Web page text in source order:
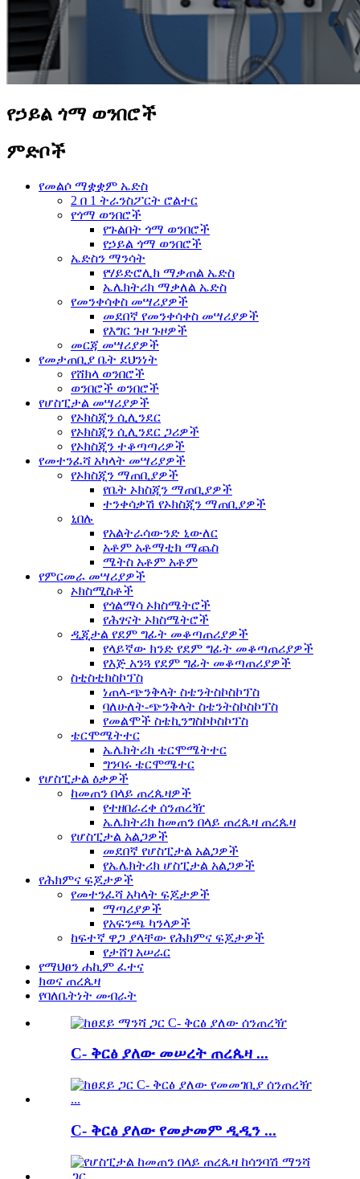
የኃይል ጎማ ወንበሮች
ምድቦች
የመልሶ ማቋቋም ኤድስ
2 በ 1 ትራንስፖርት ሮልተር
የጎማ ወንበሮች
የጉልበት ጎማ ወንበሮች
የኃይል ጎማ ወንበሮች
ኤድስን ማንሳት
የሃይድሮሊክ ማቃጠል ኤድስ
ኤሌክትሪክ ማቃለል ኤድስ
የመንቀሳቀስ መሣሪያዎች
መደበኛ የመንቀሳቀስ መሣሪያዎች
የእግር ጉዞ ጉዞዎች
መርጃ መሣሪያዎች
የመታጠቢያ ቤት ደህንነት
የሸክላ ወንበሮች
ወንበሮች ወንበሮች
የሆስፒታል መሣሪያዎች
የኦክስጂን ሲሊንደር
የኦክስጂን ሲሊንደር ጋሪዎች
የኦክስጂን ተቆጣጣሪዎች
የመተንፈሻ አካላት መሣሪያዎች
የኦክስጂን ማጠቢያዎች
የቤት ኦክስጂን ማጠቢያዎች
ተንቀሳቃሽ የኦክስጂን ማጠቢያዎች
ኒበሉ
የአልትራሳውንድ ኒውለር
አቶም አቶማቲክ ማጨስ
ሜትስ አቶም አቶም
የምርመራ መሣሪያዎች
ኦክስሚስቶች
የጎልማሳ ኦክስሜትሮች
የሕፃናት ኦክስሜትሮች
ዲጂታል የደም ግፊት መቆጣጠሪያዎች
የላይኛው ክንድ የደም ግፊት መቆጣጠሪያዎች
የእጅ አንጓ የደም ግፊት መቆጣጠሪያዎች
ስቲስቲክስኮፕስ
ነጠላ-ጭንቅላት ስቴንትስኮስኮፕስ
ባለሁለት-ጭንቅላት ስቴንትስኮስኮፕስ
የመልሞች ስቴኪንግስኮኮስኮፕስ
ቴርሞሜትተር
ኤሌክትሪክ ቴርሞሜትተር
ግንባሩ ቴርሞሜተር
የሆስፒታል ዕቃዎች
ከመጠን በላይ ጠረጴዛዎች
የተዘበራረቀ ሰንጠረዥ
ኤሌክትሪክ ከመጠን በላይ ጠረጴዛ ጠረጴዛ
የሆስፒታል አልጋዎች
መደበኛ የሆስፒታል አልጋዎች
የኤሌክትሪክ ሆስፒታል አልጋዎች
የሕክምና ፍጆታዎች
የመተንፈሻ አካላት ፍጆታዎች
ማጣሪያዎች
የአፍንጫ ካንላዎች
ከፍተኛ ዋጋ ያላቸው የሕክምና ፍጆታዎች
የታሸገ አሠራር
የማህፀን ሐኪም ፈተና
ክወና ጠረጴዛ
የባለቤትነት መብራት
C- ቅርፅ ያለው መሠረት ጠረጴዛ ...
C- ቅርፅ ያለው የመታመም ዲዲን ...